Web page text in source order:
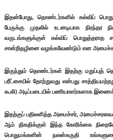
இதன்போது, தொண்டர்களில் கல்விப்
பேருக்கு முதலில் உடனடியாக நிரந்தர
வருடங்களுக்குள் கல்விப்
சான்றிதழினை வழங்கவேண்டும் என அமைச்சர்
இருந்தும் தொண்டர்கள் இதற்கு மறுப்புத்
பரீட்சையில் தோற்றுவது என்பது
கூலி) அடிப்படையில் பணியாளர்களாக
இதற்குப் பதிலளித்த அமைச்சர்,
ஆம் திகதிக்குள் இந்த கோரிக்கை
பொதுமக்களின் நலன்கருதி